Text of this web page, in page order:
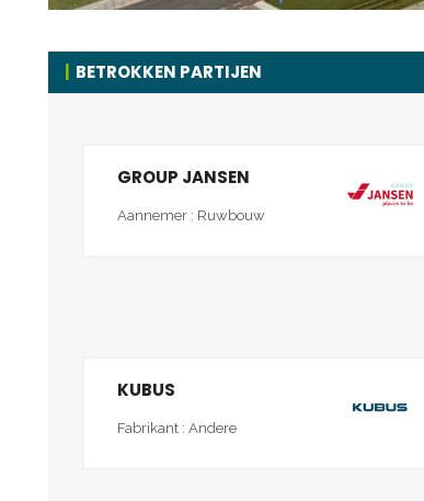
BETROKKEN PARTIJEN
GROUP JANSEN
Aannemer : Ruwbouw
KUBUS
Fabrikant : Andere